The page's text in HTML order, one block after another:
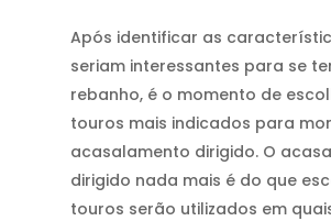
Após identificar as
seriam interessantes para se
rebanho, é o momento de
touros mais indicados para
acasalamento dirigido. O
dirigido nada mais é do que
touros serão utilizados em